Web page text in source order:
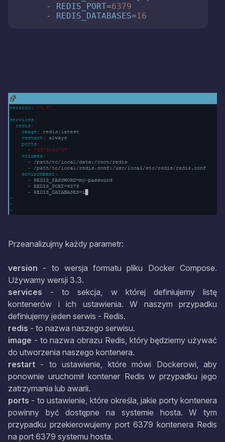
      -
REDIS_PORT=6379
      -
REDIS_DATABASES=16
Przeanalizujmy każdy parametr:
version - to wersja formatu pliku Docker Compose.
Używamy wersji 3.3.
services - to sekcja, w której definiujemy listę
kontenerów i ich ustawienia. W naszym przypadku
definiujemy jeden serwis - Redis.
redis - to nazwa naszego serwisu.
image - to nazwa obrazu Redis, który będziemy używać
do utworzenia naszego kontenera.
restart - to ustawienie, które mówi Dockerowi, aby
ponownie uruchomił kontener Redis w przypadku jego
zatrzymania lub awarii.
ports - to ustawienie, które określa, jakie porty kontenera
powinny być dostępne na systemie hosta. W tym
przypadku przekierowujemy port 6379 kontenera Redis
na port 6379 systemu hosta.